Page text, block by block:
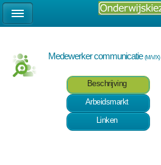
Medewerker communicatie(M/V/X)
Beschrijving
Arbeidsmarkt
Linken